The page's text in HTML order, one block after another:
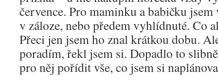
července. Pro maminku a babičku
v záloze, nebo předem vyhlídnuté. Co
Přeci jen jsem ho znal krátkou dobu.
poradím, řekl jsem si. Dopadlo to
pro něj pořídit vše, co jsem si